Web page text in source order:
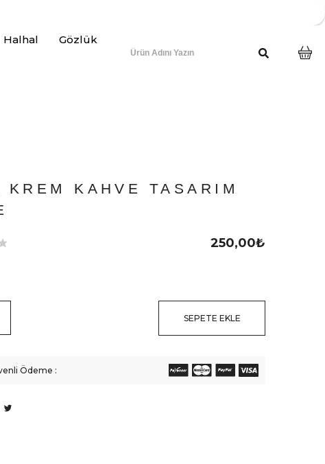
Halhal Gözlük
KREM KAHVE TASARIM
250,00₺
SEPETE EKLE
Ödeme :